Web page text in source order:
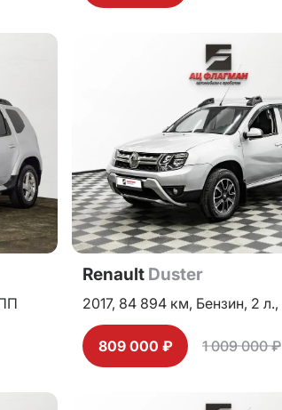
Renault Duster
2017, 84 894 км, Бензин, 2 л.,
809 000 ₽ 1 009 000 ₽